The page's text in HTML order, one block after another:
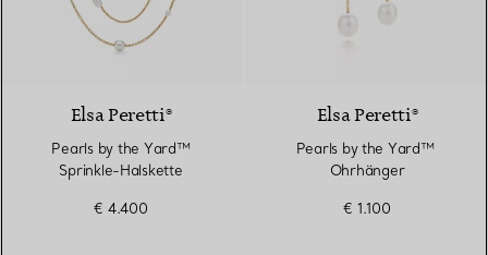
Elsa Peretti®
Pearls by the Yard™
Sprinkle-Halskette
€ 4.400
Elsa Peretti®
Pearls by the Yard™ ​​
Ohrhänger
€ 1.100